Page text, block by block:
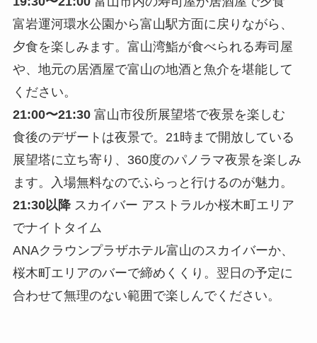
富岩運河環水公園から富山駅方面に戻りながら、
夕食を楽しみます。富山湾鮨が食べられる寿司屋
や、地元の居酒屋で富山の地酒と魚介を堪能して
ください。
21:00〜21:30富山市役所展望塔で夜景を楽しむ
食後のデザートは夜景で。21時まで開放している
展望塔に立ち寄り、360度のパノラマ夜景を楽しみ
ます。入場無料なのでふらっと行けるのが魅力。
21:30以降スカイバー アストラルか桜木町エリア
でナイトタイム
ANAクラウンプラザホテル富山のスカイバーか、
桜木町エリアのバーで締めくくり。翌日の予定に
合わせて無理のない範囲で楽しんでください。